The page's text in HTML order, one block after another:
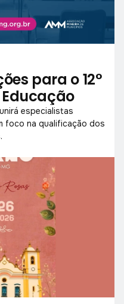
para o 12°
especialistas
foco na qualificação dos